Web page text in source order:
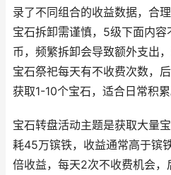
录了不同组合的收益数据，合
宝石拆卸需谨慎，5级下面内
币，频繁拆卸会导致额外支出
宝石祭祀每天有不收费次数，
获取1-10个宝石，适合日常积累
宝石转盘活动主题是获取大量
耗45万镔铁，收益通常高于镔
倍收益，每天2次不收费机会